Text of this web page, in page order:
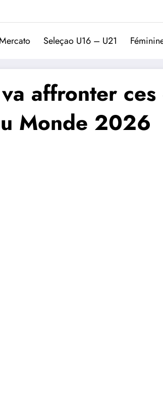
Trivela
L'actualité du football
Seleçao U16 – U21
affronter
Monde 2026